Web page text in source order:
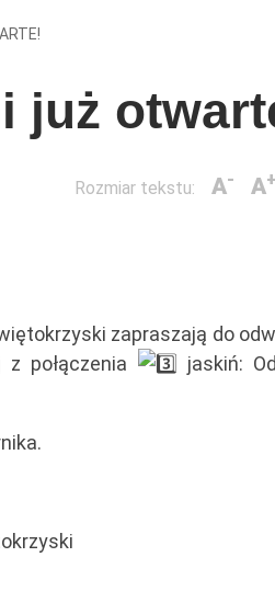
już
Rozmiar tekstu: A- A+
zapraszają do
połączenia
jaskiń: